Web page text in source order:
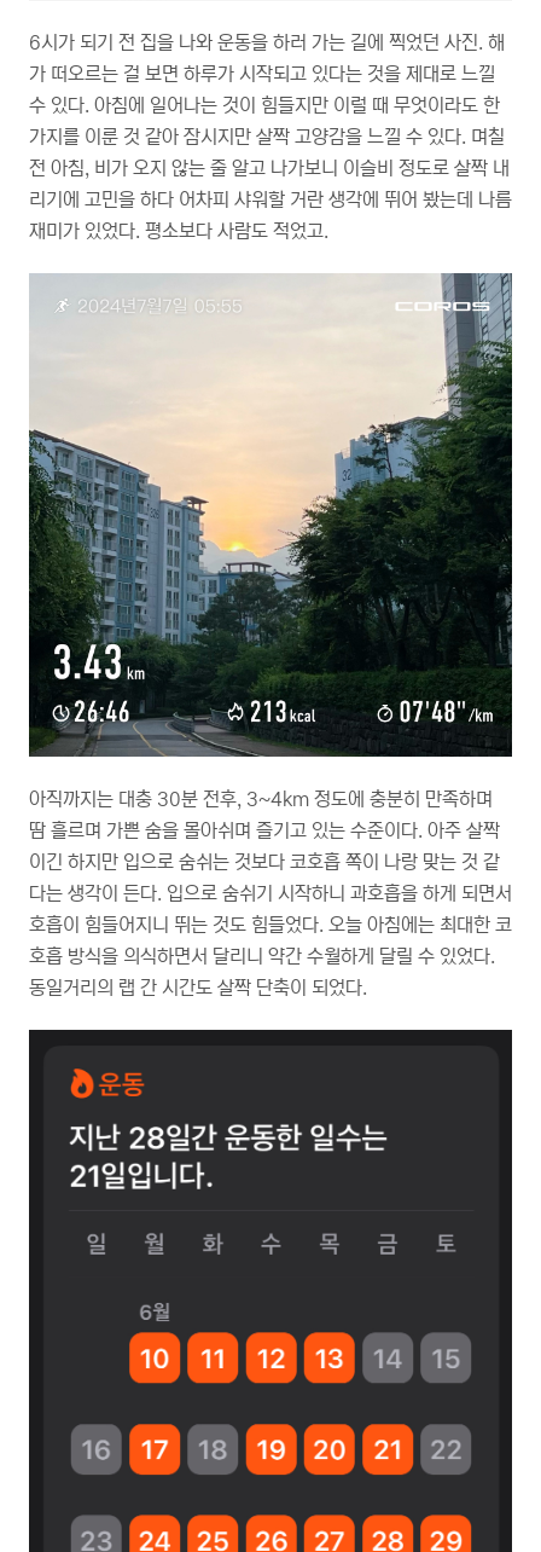
6시가 되기 전 집을 나와 운동을 하러 가는 길에 찍었던 사진. 해
가 떠오르는 걸 보면 하루가 시작되고 있다는 것을 제대로 느낄
수 있다. 아침에 일어나는 것이 힘들지만 이럴 때 무엇이라도 한
가지를 이룬 것 같아 잠시지만 살짝 고양감을 느낄 수 있다. 며칠
전 아침, 비가 오지 않는 줄 알고 나가보니 이슬비 정도로 살짝 내
리기에 고민을 하다 어차피 샤워할 거란 생각에 뛰어 봤는데 나름
재미가 있었다. 평소보다 사람도 적었고.
아직까지는 대충 30분 전후, 3~4km 정도에 충분히 만족하며
땀 흘르며 가쁜 숨을 몰아쉬며 즐기고 있는 수준이다. 아주 살짝
이긴 하지만 입으로 숨쉬는 것보다 코호흡 쪽이 나랑 맞는 것 같
다는 생각이 든다. 입으로 숨쉬기 시작하니 과호흡을 하게 되면서
호흡이 힘들어지니 뛰는 것도 힘들었다. 오늘 아침에는 최대한 코
호흡 방식을 의식하면서 달리니 약간 수월하게 달릴 수 있었다.
동일거리의 랩 간 시간도 살짝 단축이 되었다.